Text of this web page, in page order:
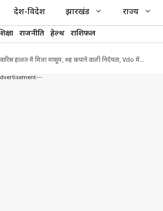
देश-विदेश झारखंड राज्य
राजनीति हेल्थ राशिफल
हालत में मिला मासूम, रुह कपाने वाली निर्दयता, Vdo में…